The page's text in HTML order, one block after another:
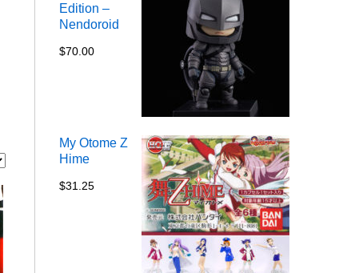
Edition –
Nendoroid
$70.00
My Otome Z
Hime
$31.25